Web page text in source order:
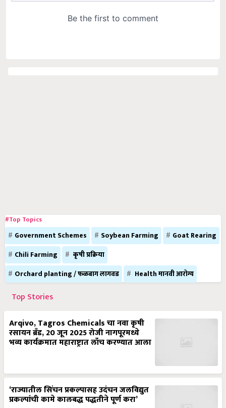
#Top Topics
Government Schemes Soybean Farming
Goat Rearing
Chili Farming
कृषी प्रक्रिया
Orchard planting / फळबाग लागवड
Health मानवी आरोग्य
Top Stories
Arqivo, Tagros Chemicals चा नवा कृषी
रसायन ब्रँड, 20 जून 2025 रोजी नागपूरमध्ये
भव्य कार्यक्रमात महाराष्ट्रात लाँच करण्यात आला
‘राज्यातील सिंचन प्रकल्पासह उदंचन जलविद्युत
प्रकल्पांची कामे कालबद्ध पद्धतीने पूर्ण करा’